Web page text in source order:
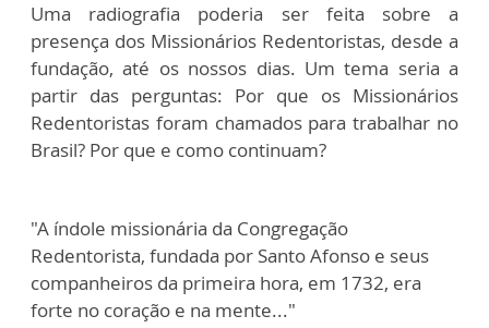
Uma radiografia poderia ser feita sobre a
presença dos Missionários Redentoristas, desde a
fundação, até os nossos dias. Um tema seria a
partir das perguntas: Por que os Missionários
Redentoristas foram chamados para trabalhar no
Brasil? Por que e como continuam?
"A índole missionária da Congregação
Redentorista, fundada por Santo Afonso e seus
companheiros da primeira hora, em 1732, era
forte no coração e na mente..."